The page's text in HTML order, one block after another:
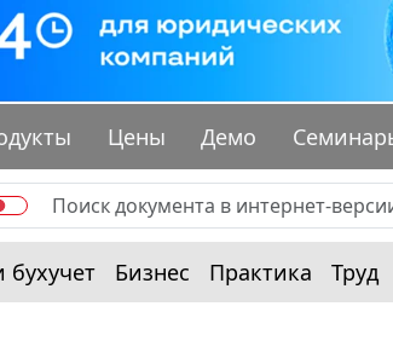
Цены Демо
бухучет Бизнес Практика Труд